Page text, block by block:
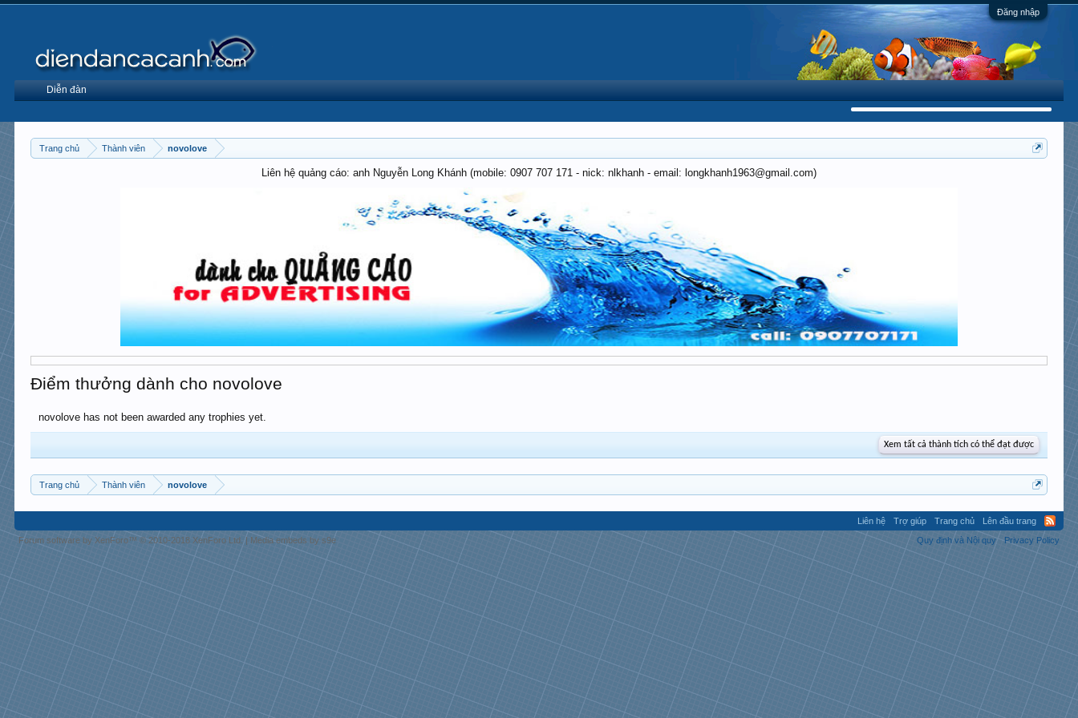
Đăng nhập
Trang chủ Thành viên novolove
Liên hệ quảng cáo: anh Nguyễn Long Khánh (mobile: 0907 707 171 - nick: nlkhanh - email: longkhanh1963@gmail.com)
Điểm thưởng dành cho novolove
novolove has not been awarded any trophies yet.
Xem tất cả thành tích có thể đạt được
Trang chủ Thành viên novolove
Diễn đàn
Liên hệ Trợ giúp Trang chủ
Lên đầu trang
Quy định và Nội quy
Privacy Policy
Forum software by XenForo™© 2010-2018 XenForo Ltd. | Media embeds by s9e